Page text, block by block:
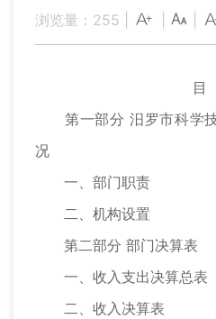
浏览量： 255
目
第一部分 汨罗市科学技
况
一、部门职责
二、机构设置
第二部分 部门决算表
一、收入支出决算总表
二、收入决算表